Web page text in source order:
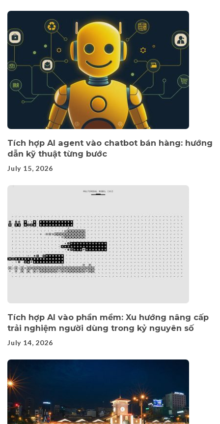
Tích hợp AI agent vào chatbot bán hàng: hướng
dẫn kỹ thuật từng bước
July 15, 2026
Tích hợp AI vào phần mềm: Xu hướng nâng cấp
trải nghiệm người dùng trong kỷ nguyên số
July 14, 2026